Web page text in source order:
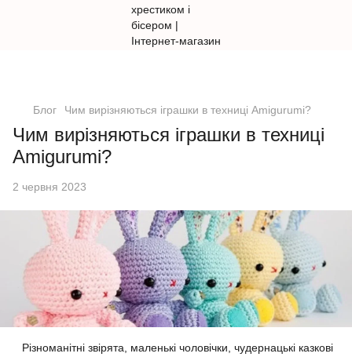
Блог Чим вирізняються іграшки в техниці Amigurumi?
Чим вирізняються іграшки в техниці
Amigurumi?
2 червня 2023
Різноманітні звірята, маленькі чоловічки, чудернацькі казкові